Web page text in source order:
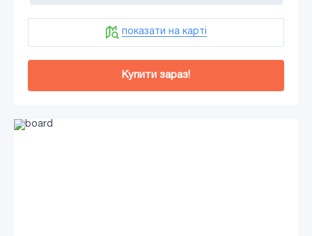
показати на карті
Купити зараз!